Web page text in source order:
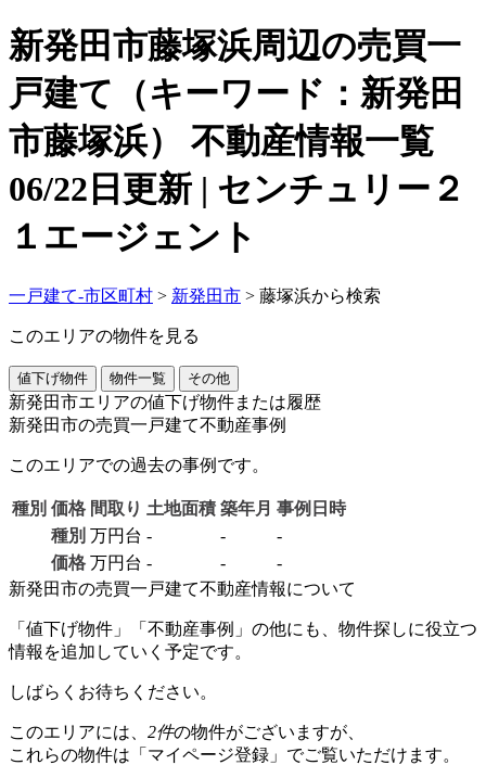
新発田市藤塚浜周辺の売買一
戸建て（キーワード：新発田
市藤塚浜） 不動産情報一覧
06/22日更新 | センチュリー２
１エージェント
一戸建て-市区町村 > 新発田市 > 藤塚浜から検索
このエリアの物件を見る
値下げ物件 物件一覧 その他
新発田市エリアの値下げ物件または履歴
新発田市の売買一戸建て不動産事例
このエリアでの過去の事例です。
種別 価格 間取り 土地面積 築年月 事例日時
種別 万円台 - -
-
価格 万円台 - -
-
新発田市の売買一戸建て不動産情報について
「値下げ物件」「不動産事例」の他にも、物件探しに役立つ
情報を追加していく予定です。
しばらくお待ちください。
このエリアには、 2件の物件がございますが、
これらの物件は「マイページ登録」でご覧いただけます。